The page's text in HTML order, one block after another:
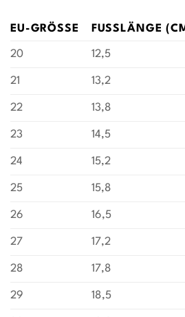
EU-GRÖSSE FUSSLÄNGE
20 12,5
21 13,2
22 13,8
23 14,5
24 15,2
25 15,8
26 16,5
27 17,2
28 17,8
29 18,5